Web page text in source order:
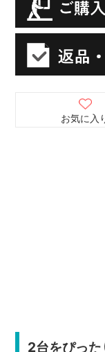
お気に入
2台をぴっ